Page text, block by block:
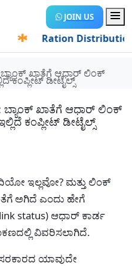
JOIN US
Ration Distribution-
ಖಾತೆಗೆ ಆಧಾರ್ ಲಿಂಕ್
ಕಂಪ್ಲೀಟ್ ಡೀಟೈಲ್ಸ್
ಬ್ಯಾಂಕ್ ಖಾತೆಗೆ ಆಧಾರ್ ಲಿಂಕ್
ಕಂಪ್ಲೀಟ್ ಡೀಟೈಲ್ಸ್
ಇಲ್ಲವೋ? ಮತ್ತು ಲಿಂಕ್
ಅಗಿದೆ ಎಂದು ಹೇಗೆ
status) ಆಧಾರ್ ಕಾರ್ಡ
ವಿವರಿಸಲಾಗಿದೆ.
ಸರಕಾರದ ಯಾವುದೇ